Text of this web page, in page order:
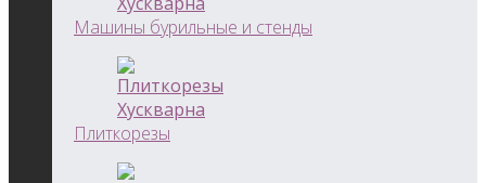
Машины бурильные и стенды
Плиткорезы